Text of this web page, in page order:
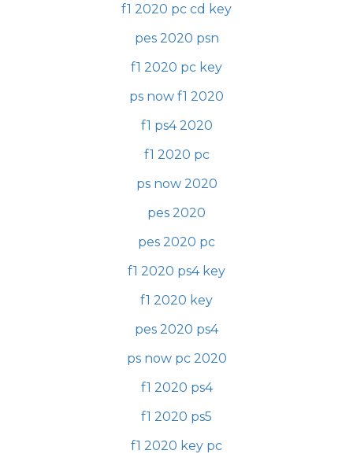
f1 2020 pc cd key
pes 2020 psn
f1 2020 pc key
ps now f1 2020
f1 ps4 2020
f1 2020 pc
ps now 2020
pes 2020
pes 2020 pc
f1 2020 ps4 key
f1 2020 key
pes 2020 ps4
ps now pc 2020
f1 2020 ps4
f1 2020 ps5
f1 2020 key pc